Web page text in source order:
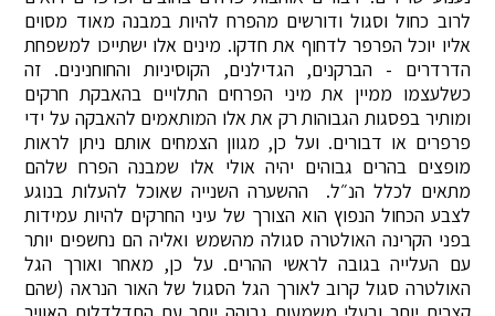
לרוב כחול וסגול ודורשים מהפרח להיות במבנה מאוד מסוים
אליו יוכל הפרפר לדחוף את חדקו. מינים אלו ישתייכו למשפחת
הדרדרים - הברקנים, הגדילנים, הקוסיניות והחוחנינים. זה
כשלעצמו ממיין את מיני הפרחים התלויים בהאבקת חרקים
ומותיר בפסגות הגבוהות רק את אלו המותאמים להאבקה על ידי
פרפרים או דבורים. ועל כן, מגוון הצמחים אותם ניתן לראות
מופצים בהרים גבוהים יהיה אולי אלו שמבנה הפרח שלהם
מתאים לכלל הנ״ל. ההשערה השנייה שאוכל להעלות בנוגע
לצבע הכחול הנפוץ הוא הצורך של עיני החרקים להיות עמידות
בפני הקרינה האולטרה סגולה מהשמש ואליה הם נחשפים יותר
עם העלייה בגובה לראשי ההרים. על כן, מאחר ואורך הגל
האולטרה סגול קרוב לאורך הגל הסגול של האור הנראה (שהם